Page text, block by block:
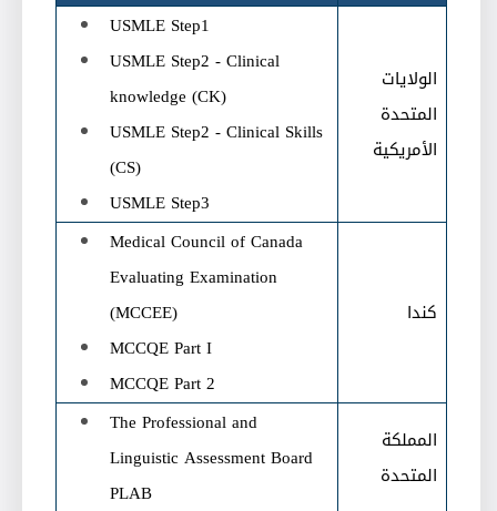
USMLE Step1
USMLE Step2 - Clinical
knowledge (CK)
USMLE Step2 - Clinical Skills
(CS)
USMLE Step3
الولايات
المتحدة
الأمريكية
Medical Council of Canada
Evaluating Examination
(MCCEE)
MCCQE Part I
MCCQE Part 2
كندا
The Professional and
Linguistic Assessment Board
PLAB
المملكة
المتحدة